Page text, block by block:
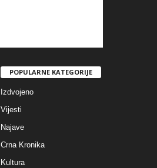
POPULARNE KATEGORIJE
Izdvojeno
Vijesti
Najave
Crna Kronika
Kultura